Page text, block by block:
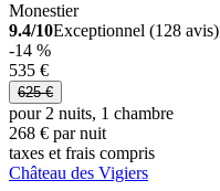
Monestier
9.4/10Exceptionnel (128 avis)
-14 %
535 €
625 €
pour 2 nuits, 1 chambre
268 € par nuit
taxes et frais compris
Château des Vigiers